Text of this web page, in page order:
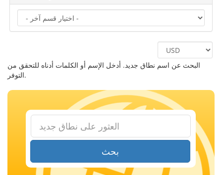
البحث عن اسم نطاق جديد. أدخل الإسم أو الكلمات أدناه للتحقق من
التوفر.
بحث